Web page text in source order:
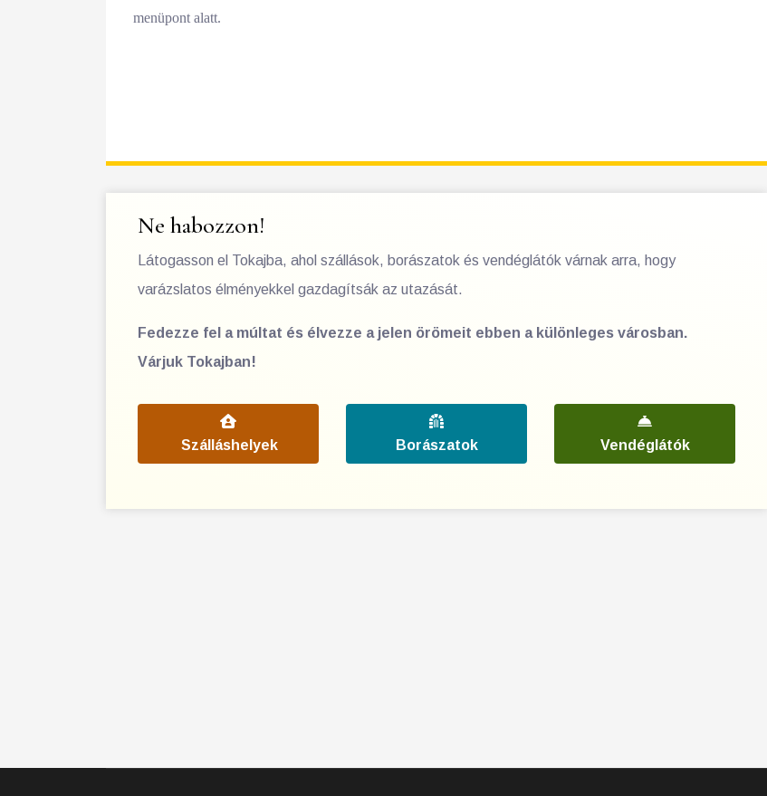
menüpont alatt.
Ne habozzon!
Látogasson el Tokajba, ahol szállások, borászatok és vendéglátók várnak arra, hogy
varázslatos élményekkel gazdagítsák az utazását.
Fedezze fel a múltat és élvezze a jelen örömeit ebben a különleges városban.
Várjuk Tokajban!
Szálláshelyek Borászatok Vendéglátók